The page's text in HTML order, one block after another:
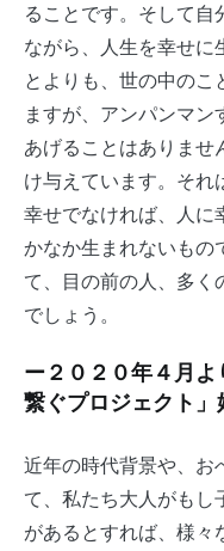
ることです。そして自
ながら、人生を幸せ
とよりも、世の中のこ
ますが、アンパンマ
あげることはありませ
け与えています。それ
幸せでなければ、人に
かなか生まれないもの
て、目の前の人、多く
でしょう。
ー２０２０年４月
繋ぐプロジェクト」
近年の時代背景や、お
て、私たち大人がもし
があるとすれば、様々